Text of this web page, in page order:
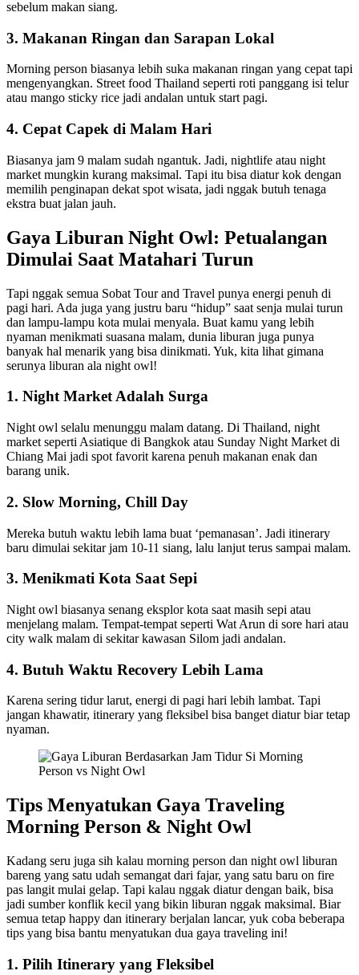
sebelum makan siang.
3. Makanan Ringan dan Sarapan Lokal
Morning person biasanya lebih suka makanan ringan yang cepat tapi
mengenyangkan. Street food Thailand seperti roti panggang isi telur
atau mango sticky rice jadi andalan untuk start pagi.
4. Cepat Capek di Malam Hari
Biasanya jam 9 malam sudah ngantuk. Jadi, nightlife atau night
market mungkin kurang maksimal. Tapi itu bisa diatur kok dengan
memilih penginapan dekat spot wisata, jadi nggak butuh tenaga
ekstra buat jalan jauh.
Gaya Liburan Night Owl: Petualangan
Dimulai Saat Matahari Turun
Tapi nggak semua Sobat Tour and Travel punya energi penuh di
pagi hari. Ada juga yang justru baru “hidup” saat senja mulai turun
dan lampu-lampu kota mulai menyala. Buat kamu yang lebih
nyaman menikmati suasana malam, dunia liburan juga punya
banyak hal menarik yang bisa dinikmati. Yuk, kita lihat gimana
serunya liburan ala night owl!
1. Night Market Adalah Surga
Night owl selalu menunggu malam datang. Di Thailand, night
market seperti Asiatique di Bangkok atau Sunday Night Market di
Chiang Mai jadi spot favorit karena penuh makanan enak dan
barang unik.
2. Slow Morning, Chill Day
Mereka butuh waktu lebih lama buat ‘pemanasan’. Jadi itinerary
baru dimulai sekitar jam 10-11 siang, lalu lanjut terus sampai malam.
3. Menikmati Kota Saat Sepi
Night owl biasanya senang eksplor kota saat masih sepi atau
menjelang malam. Tempat-tempat seperti Wat Arun di sore hari atau
city walk malam di sekitar kawasan Silom jadi andalan.
4. Butuh Waktu Recovery Lebih Lama
Karena sering tidur larut, energi di pagi hari lebih lambat. Tapi
jangan khawatir, itinerary yang fleksibel bisa banget diatur biar tetap
nyaman.
Tips Menyatukan Gaya Traveling
Morning Person & Night Owl
Kadang seru juga sih kalau morning person dan night owl liburan
bareng yang satu udah semangat dari fajar, yang satu baru on fire
pas langit mulai gelap. Tapi kalau nggak diatur dengan baik, bisa
jadi sumber konflik kecil yang bikin liburan nggak maksimal. Biar
semua tetap happy dan itinerary berjalan lancar, yuk coba beberapa
tips yang bisa bantu menyatukan dua gaya traveling ini!
1. Pilih Itinerary yang Fleksibel